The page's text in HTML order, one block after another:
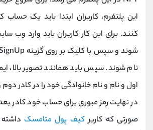
این پلتفرم، کاربران ابتدا باید یک حساب
نام شوند. سپس باید همانند تصویر بالا،
اول و نام و نام خانوادگی خود را در کادر
در نهایت رمز عبوری برای حساب خود کادر
صورتی که کاربرکیف پول متامسک